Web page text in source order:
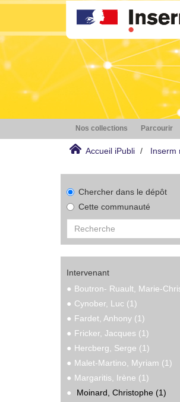
Nos collections Parcourir
Accueil iPubli Inserm
Chercher dans le dépôt
Cette communauté
Intervenant
Boutron- Ruault, Marie-
Cynober, Luc (1)
Fardet, Anhony (1)
Fricker, Jacques (1)
Hercberg, Serge (1)
Malet-Martino, Myriam (1)
Margaritis, Irène (1)
Moinard, Christophe (1)